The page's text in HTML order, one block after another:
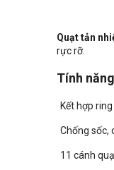
Quạt tản
rực rỡ.
Tính
Kết hợp
Chống sốc,
11 cánh